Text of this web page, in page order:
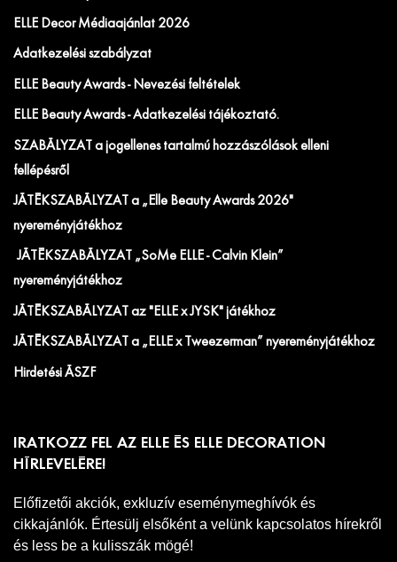
ELLE Decor Médiaajánlat 2026
Adatkezelési szabályzat
ELLE Beauty Awards - Nevezési feltételek
ELLE Beauty Awards - Adatkezelési tájékoztató.
SZABÁLYZAT a jogellenes tartalmú hozzászólások elleni
fellépésről
JÁTÉKSZABÁLYZAT a „Elle Beauty Awards 2026"
nyereményjátékhoz
JÁTÉKSZABÁLYZAT „SoMe ELLE - Calvin Klein”
nyereményjátékhoz
JÁTÉKSZABÁLYZAT az "ELLE x JYSK" játékhoz
JÁTÉKSZABÁLYZAT a „ELLE x Tweezerman” nyereményjátékhoz
Hirdetési ÁSZF
IRATKOZZ FEL AZ ELLE ÉS ELLE DECORATION
HÍRLEVELÉRE!
Előfizetői akciók, exkluzív eseménymeghívók és
cikkajánlók. Értesülj elsőként a velünk kapcsolatos hírekről
és less be a kulisszák mögé!